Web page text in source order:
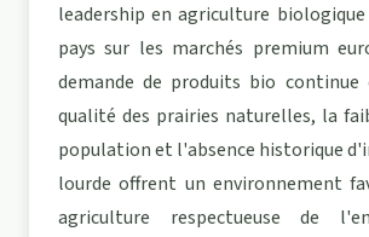
leadership en agriculture
pays sur les marchés premium
demande de produits bio continue
qualité des prairies naturelles, la
population et l'absence historique
lourde offrent un environnement
agriculture respectueuse de